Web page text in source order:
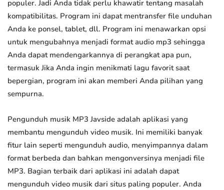
populer. Jadi Anda tidak perlu khawatir tentang masalah
kompatibilitas. Program ini dapat mentransfer file unduhan
Anda ke ponsel, tablet, dll. Program ini menawarkan opsi
untuk mengubahnya menjadi format audio mp3 sehingga
Anda dapat mendengarkannya di perangkat apa pun,
termasuk Jika Anda ingin menikmati lagu favorit saat
bepergian, program ini akan memberi Anda pilihan yang
sempurna.
Pengunduh musik MP3 Javside adalah aplikasi yang
membantu mengunduh video musik. Ini memiliki banyak
fitur lain seperti mengunduh audio, menyimpannya dalam
format berbeda dan bahkan mengonversinya menjadi file
MP3. Bagian terbaik dari aplikasi ini adalah dapat
mengunduh video musik dari situs paling populer. Anda